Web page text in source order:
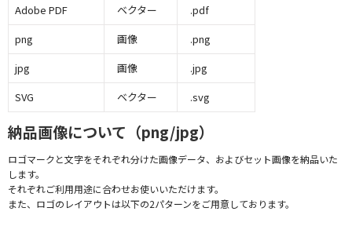
Adobe PDF
ベクター
.pdf
png
画像
.png
jpg
画像
.jpg
SVG
ベクター .svg
納品画像について（png/jpg）
ロゴマークと文字をそれぞれ分けた画像データ、およびセット画像を納品いた
します。
それぞれご利用用途に合わせお使いいただけます。
また、ロゴのレイアウトは以下の2パターンをご用意しております。